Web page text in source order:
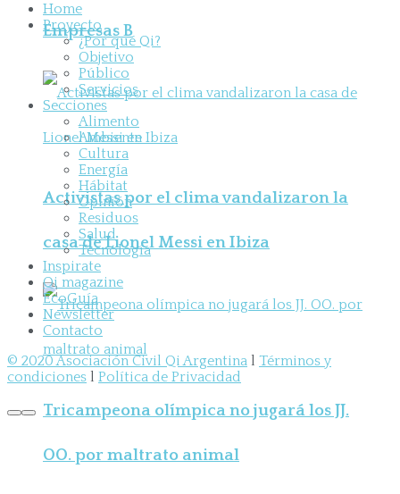
Empresas B
Activistas por el clima vandalizaron la
casa de Lionel Messi en Ibiza
Tricampeona olímpica no jugará los JJ.
OO. por maltrato animal
Home
Proyecto
¿Por qué Qi?
Objetivo
Público
Servicios
Secciones
Alimento
Ambiente
Cultura
Energía
Hábitat
Opinión
Residuos
Salud
Tecnología
Inspirate
Qi magazine
EcoGuía
Newsletter
Contacto
© 2020 Asociación Civil Qi Argentina l Términos y
condiciones l Política de Privacidad